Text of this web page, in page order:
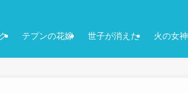
テプンの花嫁 世子が消えた 火の女